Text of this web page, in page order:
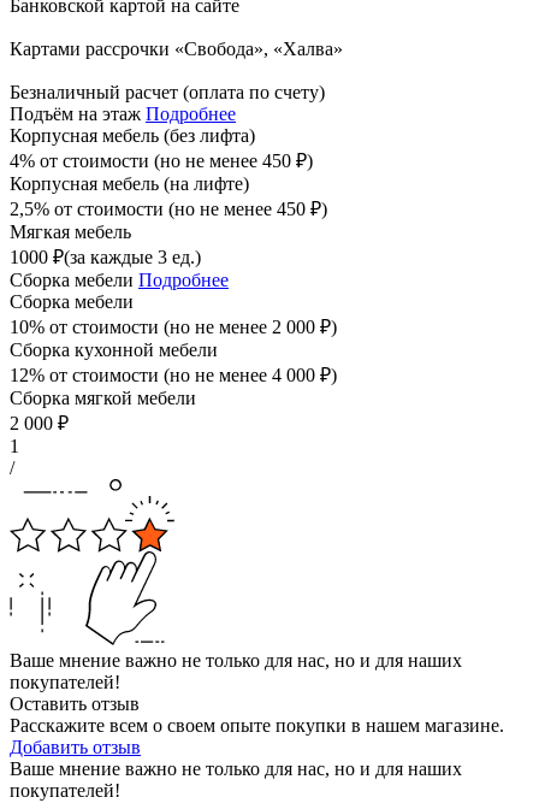
Банковской картой на сайте
Картами рассрочки «Свобода», «Халва»
Безналичный расчет (оплата по счету)
Подъём на этаж Подробнее
Корпусная мебель (без лифта)
4% от стоимости (но не менее 450 ₽)
Корпусная мебель (на лифте)
2,5% от стоимости (но не менее 450 ₽)
Мягкая мебель
1000 ₽(за каждые 3 ед.)
Сборка мебели Подробнее
Сборка мебели
10% от стоимости (но не менее 2 000 ₽)
Сборка кухонной мебели
12% от стоимости (но не менее 4 000 ₽)
Сборка мягкой мебели
2 000 ₽
1
/
Ваше мнение важно не только для нас, но и для наших
покупателей!
Оставить отзыв
Расскажите всем о своем опыте покупки в нашем магазине.
Добавить отзыв
Ваше мнение важно не только для нас, но и для наших
покупателей!